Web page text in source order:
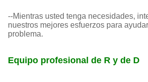
--Mientras usted tenga necesidades,
nuestros mejores esfuerzos para
problema.
Equipo profesional de R y de D